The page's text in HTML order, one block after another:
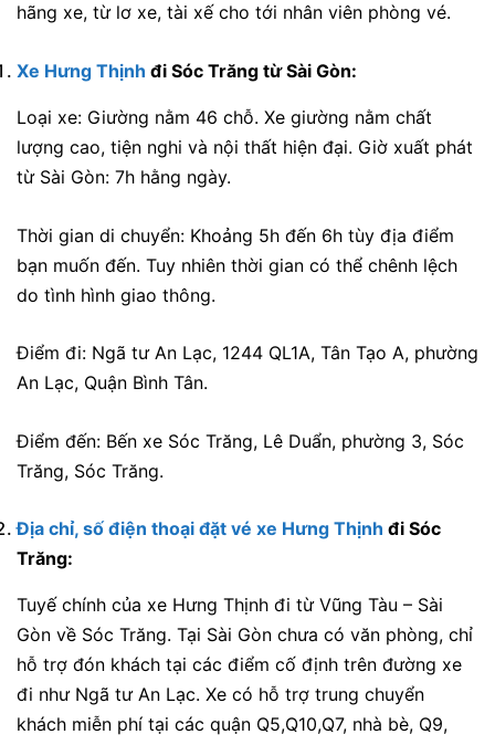
hãng xe, từ lơ xe, tài xế cho tới nhân viên phòng vé.
Xe Hưng Thịnh đi Sóc Trăng từ Sài Gòn:
Loại xe: Giường nằm 46 chỗ. Xe giường nằm chất
lượng cao, tiện nghi và nội thất hiện đại. Giờ xuất phát
từ Sài Gòn: 7h hằng ngày.
Thời gian di chuyển: Khoảng 5h đến 6h tùy địa điểm
bạn muốn đến. Tuy nhiên thời gian có thể chênh lệch
do tình hình giao thông.
Điểm đi: Ngã tư An Lạc, 1244 QL1A, Tân Tạo A, phường
An Lạc, Quận Bình Tân.
Điểm đến: Bến xe Sóc Trăng, Lê Duẩn, phường 3, Sóc
Trăng, Sóc Trăng.
Địa chỉ, số điện thoại đặt vé xe Hưng Thịnh đi Sóc
Trăng:
Tuyế chính của xe Hưng Thịnh đi từ Vũng Tàu – Sài
Gòn về Sóc Trăng. Tại Sài Gòn chưa có văn phòng, chỉ
hỗ trợ đón khách tại các điểm cố định trên đường xe
đi như Ngã tư An Lạc. Xe có hỗ trợ trung chuyển
khách miễn phí tại các quận Q5,Q10,Q7, nhà bè, Q9,